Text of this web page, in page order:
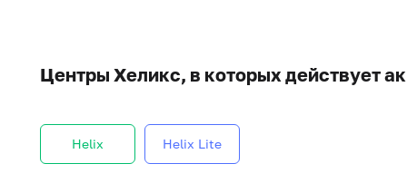
Центры Хеликс, в которых действует
Helix Helix Lite